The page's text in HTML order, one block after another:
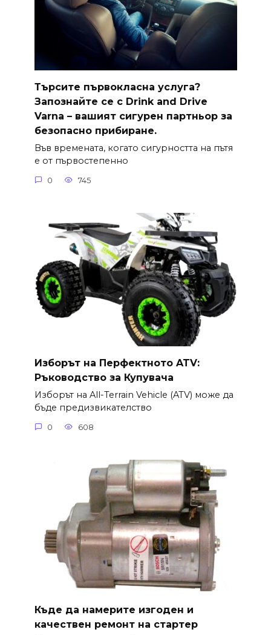
Търсите първокласна услуга?
Запознайте се с Drink and Drive
Varna – вашият сигурен партньор за
безопасно прибиране.
Във времената, когато сигурността на пътя
е от първостепенно
0 745
Изборът на Перфектното ATV:
Ръководство за Купувача
Изборът на All-Terrain Vehicle (ATV) може да
бъде предизвикателство
0 608
Къде да намерите изгоден и
качествен ремонт на стартер